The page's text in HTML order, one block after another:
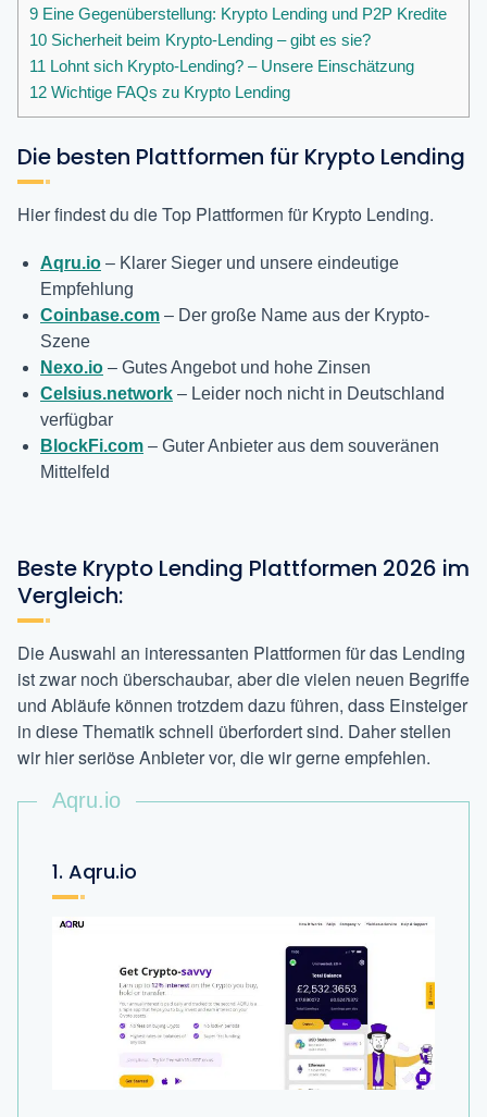
9 Eine Gegenüberstellung: Krypto Lending und P2P Kredite
10 Sicherheit beim Krypto-Lending – gibt es sie?
11 Lohnt sich Krypto-Lending? – Unsere Einschätzung
12 Wichtige FAQs zu Krypto Lending
Die besten Plattformen für Krypto Lending
Hier findest du die Top Plattformen für Krypto Lending.
Aqru.io – Klarer Sieger und unsere eindeutige
Empfehlung
Coinbase.com – Der große Name aus der Krypto-
Szene
Nexo.io – Gutes Angebot und hohe Zinsen
Celsius.network – Leider noch nicht in Deutschland
verfügbar
BlockFi.com – Guter Anbieter aus dem souveränen
Mittelfeld
Beste Krypto Lending Plattformen 2026 im
Vergleich:
Die Auswahl an interessanten Plattformen für das Lending
ist zwar noch überschaubar, aber die vielen neuen Begriffe
und Abläufe können trotzdem dazu führen, dass Einsteiger
in diese Thematik schnell überfordert sind. Daher stellen
wir hier seriöse Anbieter vor, die wir gerne empfehlen.
Aqru.io
1. Aqru.io